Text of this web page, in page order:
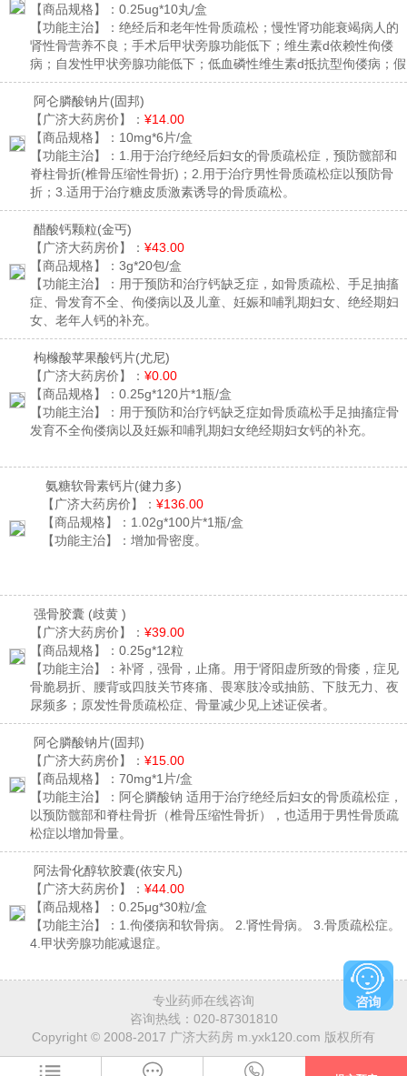
【商品规格】： 0.25ug*10丸/盒
【功能主治】： 绝经后和老年性骨质疏松；慢性肾功能衰竭病人的
肾性骨营养不良；手术后甲状旁腺功能低下；维生素d依赖性佝偻
病；自发性甲状旁腺功能低下；低血磷性维生素d抵抗型佝偻病；假
性甲状旁腺功能低下。
阿仑膦酸钠片(固邦)
【广济大药房价】： ¥14.00
【商品规格】： 10mg*6片/盒
【功能主治】： 1.用于治疗绝经后妇女的骨质疏松症，预防髋部和
脊柱骨折(椎骨压缩性骨折)；2.用于治疗男性骨质疏松症以预防骨
折；3.适用于治疗糖皮质激素诱导的骨质疏松。
醋酸钙颗粒(金丐)
【广济大药房价】： ¥43.00
【商品规格】： 3g*20包/盒
【功能主治】： 用于预防和治疗钙缺乏症，如骨质疏松、手足抽搐
症、骨发育不全、佝偻病以及儿童、妊娠和哺乳期妇女、绝经期妇
女、老年人钙的补充。
枸橼酸苹果酸钙片(尤尼)
【广济大药房价】： ¥0.00
【商品规格】： 0.25g*120片*1瓶/盒
【功能主治】： 用于预防和治疗钙缺乏症如骨质疏松手足抽搐症骨
发育不全佝偻病以及妊娠和哺乳期妇女绝经期妇女钙的补充。
氨糖软骨素钙片(健力多)
【广济大药房价】： ¥136.00
【商品规格】： 1.02g*100片*1瓶/盒
【功能主治】： 增加骨密度。
强骨胶囊 (歧黄 )
【广济大药房价】： ¥39.00
【商品规格】： 0.25g*12粒
【功能主治】： 补肾，强骨，止痛。用于肾阳虚所致的骨痿，症见
骨脆易折、腰背或四肢关节疼痛、畏寒肢冷或抽筋、下肢无力、夜
尿频多；原发性骨质疏松症、骨量减少见上述证侯者。
阿仑膦酸钠片(固邦)
【广济大药房价】： ¥15.00
【商品规格】： 70mg*1片/盒
【功能主治】： 阿仑膦酸钠 适用于治疗绝经后妇女的骨质疏松症，
以预防髋部和脊柱骨折（椎骨压缩性骨折），也适用于男性骨质疏
松症以增加骨量。
阿法骨化醇软胶囊(依安凡)
【广济大药房价】： ¥44.00
【商品规格】： 0.25μg*30粒/盒
【功能主治】： 1.佝偻病和软骨病。 2.肾性骨病。 3.骨质疏松症。
4.甲状旁腺功能减退症。
专业药师在线咨询
咨询热线： 020-87301810
Copyright © 2008-2017 广济大药房 m.yxk120.com 版权所有